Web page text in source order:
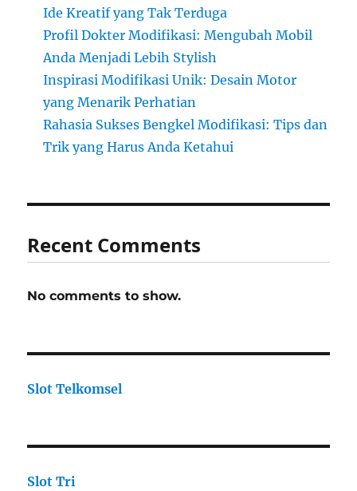
Ide Kreatif yang Tak Terduga
Profil Dokter Modifikasi: Mengubah Mobil
Anda Menjadi Lebih Stylish
Inspirasi Modifikasi Unik: Desain Motor
yang Menarik Perhatian
Rahasia Sukses Bengkel Modifikasi: Tips dan
Trik yang Harus Anda Ketahui
Recent Comments
No comments to show.
Slot Telkomsel
Slot Tri